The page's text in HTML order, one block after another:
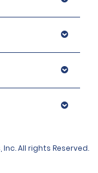
All rights Reserved.